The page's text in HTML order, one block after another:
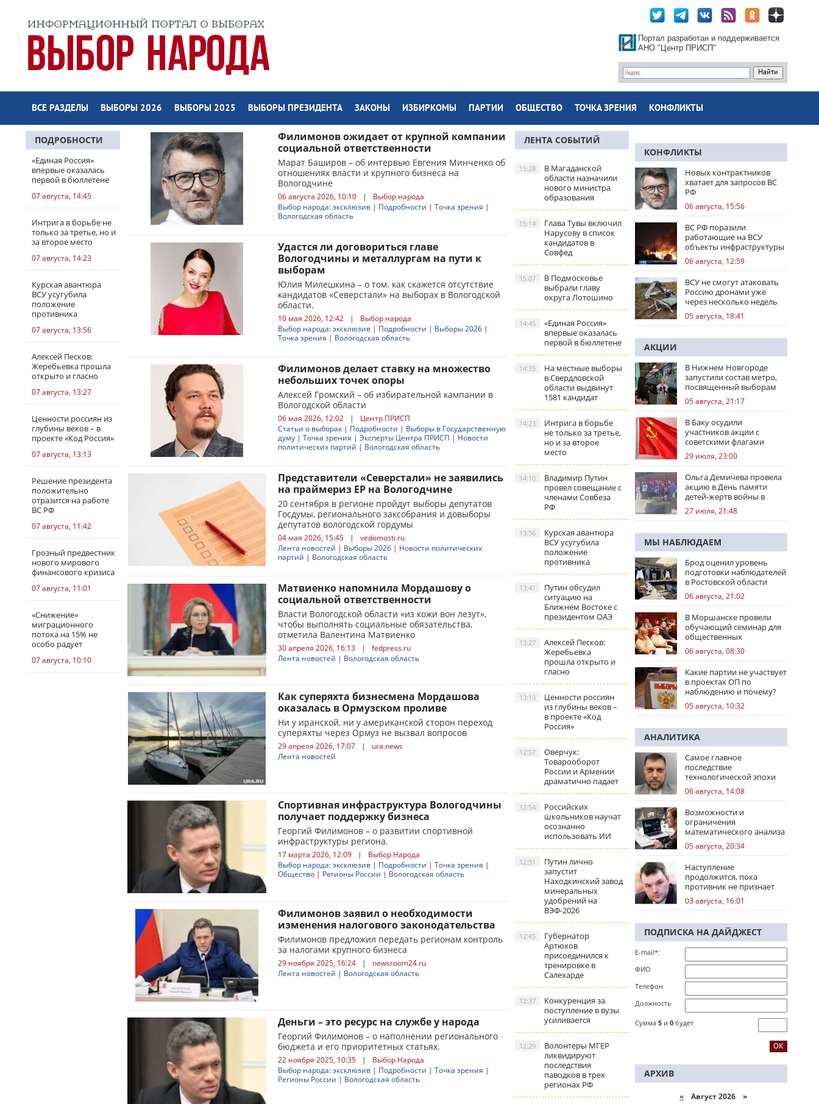
Портал разработан и поддерживается
АНО "Центр ПРИСП"
ВСЕ РАЗДЕЛЫ ВЫБОРЫ 2026 ВЫБОРЫ 2025 ВЫБОРЫ ПРЕЗИДЕНТА ЗАКОНЫ ИЗБИРКОМЫ ПАРТИИ ОБЩЕСТВО ТОЧКА ЗРЕНИЯ КОНФЛИКТЫ
ПОДРОБНОСТИ
«Единая Россия»
впервые оказалась
первой в бюллетене
07 августа, 14:45
Интрига в борьбе не
только за третье, но и
за второе место
07 августа, 14:23
Курская авантюра
ВСУ усугубила
положение
противника
07 августа, 13:56
Алексей Песков:
Жеребьевка прошла
открыто и гласно
07 августа, 13:27
Ценности россиян из
глубины веков – в
проекте «Код Россия»
07 августа, 13:13
Решение президента
положительно
отразится на работе
ВС РФ
07 августа, 11:42
Грозный предвестник
нового мирового
финансового кризиса
07 августа, 11:01
«Снижение»
миграционного
потока на 15% не
особо радует
07 августа, 10:10
Филимонов ожидает от крупной компании
социальной ответственности
Марат Баширов – об интервью Евгения Минченко об
отношениях власти и крупного бизнеса на
Вологодчине
06 августа 2026, 10:10 |
Выбор народа
Выбор народа: эксклюзив | Подробности | Точка зрения |
Вологодская область
Удастся ли договориться главе
Вологодчины и металлургам на пути к
выборам
Юлия Милешкина – о том. как скажется отсутствие
кандидатов «Северстали» на выборах в Вологодской
области.
10 мая 2026, 12:42 |
Выбор народа
Выбор народа: эксклюзив | Подробности | Выборы 2026 |
Точка зрения | Вологодская область
Филимонов делает ставку на множество
небольших точек опоры
Алексей Громский – об избирательной кампании в
Вологодской области
06 мая 2026, 12:02 |
Центр ПРИСП
Статьи о выборах | Подробности | Выборы в Государственную
думу | Точка зрения | Эксперты Центра ПРИСП | Новости
политических партий | Вологодская область
Представители «Северстали» не заявились
на праймериз ЕР на Вологодчине
20 сентября в регионе пройдут выборы депутатов
Госдумы, регионального заксобрания и довыборы
депутатов вологодской гордумы
04 мая 2026, 15:45 |
vedomosti.ru
Лента новостей | Выборы 2026 | Новости политических
партий | Вологодская область
Матвиенко напомнила Мордашову о
социальной ответственности
Власти Вологодской области «из кожи вон лезут»,
чтобы выполнять социальные обязательства,
отметила Валентина Матвиенко
30 апреля 2026, 16:13 |
fedpress.ru
Лента новостей | Вологодская область
Как суперяхта бизнесмена Мордашова
оказалась в Ормузском проливе
Ни у иранской, ни у американской сторон переход
суперяхты через Ормуз не вызвал вопросов
29 апреля 2026, 17:07 |
ura.news
Лента новостей
Спортивная инфраструктура Вологодчины
получает поддержку бизнеса
Георгий Филимонов – о развитии спортивной
инфраструктуры региона.
17 марта 2026, 12:09 |
Выбор Народа
Выбор народа: эксклюзив | Подробности | Точка зрения |
Общество | Регионы России | Вологодская область
Филимонов заявил о необходимости
изменения налогового законодательства
Филимонов предложил передать регионам контроль
за налогами крупного бизнеса
29 ноября 2025, 16:24 |
newsroom24.ru
Лента новостей | Вологодская область
Деньги – это ресурс на службе у народа
Георгий Филимонов – о наполнении регионального
бюджета и его приоритетных статьях.
22 ноября 2025, 10:35 |
Выбор Народа
Выбор народа: эксклюзив | Подробности | Точка зрения |
Регионы России | Вологодская область
ЛЕНТА СОБЫТИЙ
В Магаданской
области назначили
нового министра
образования
15:28
Глава Тувы включил
Нарусову в список
кандидатов в
Совфед
15:14
В Подмосковье
выбрали главу
округа Лотошино
15:07
«Единая Россия»
впервые оказалась
первой в бюллетене
14:45
На местные выборы
в Свердловской
области выдвинут
1581 кандидат
14:35
Интрига в борьбе
не только за третье,
но и за второе
место
14:23
Владимир Путин
провел совещание с
членами Совбеза
РФ
14:10
Курская авантюра
ВСУ усугубила
положение
противника
13:56
Путин обсудил
ситуацию на
Ближнем Востоке с
президентом ОАЭ
13:41
Алексей Песков:
Жеребьевка
прошла открыто и
гласно
13:27
Ценности россиян
из глубины веков –
в проекте «Код
Россия»
13:13
Оверчук:
Товарооборот
России и Армении
драматично падает
12:57
Российских
школьников научат
осознанно
использовать ИИ
12:54
Путин лично
запустит
Находкинский завод
минеральных
удобрений на
ВЭФ-2026
12:51
Губернатор
Артюхов
присоединился к
тренировке в
Салехарде
12:45
Конкуренция за
поступление в вузы
усиливается
12:37
Волонтеры МГЕР
ликвидируют
последствия
паводков в трех
регионах РФ
12:29
КОНФЛИКТЫ
Новых контрактников
хватает для запросов ВС
РФ
06 августа, 15:56
ВС РФ поразили
работающие на ВСУ
объекты инфраструктуры
и центры логистики
06 августа, 12:59
ВСУ не смогут атаковать
Россию дронами уже
через несколько недель
05 августа, 18:41
АКЦИИ
В Нижнем Новгороде
запустили состав метро,
посвященный выборам
05 августа, 21:17
В Баку осудили
участников акции с
советскими флагами
29 июля, 23:00
Ольга Демичева провела
акцию в День памяти
детей-жертв войны в
Донбассе
27 июля, 21:48
МЫ НАБЛЮДАЕМ
Брод оценил уровень
подготовки наблюдателей
в Ростовской области
06 августа, 21:02
В Моршанске провели
обучающий семинар для
общественных
наблюдателей
06 августа, 08:30
Какие партии не участвует
в проектах ОП по
наблюдению и почему?
05 августа, 10:32
АНАЛИТИКА
Самое главное
последствие
технологической эпохи
06 августа, 14:08
Возможности и
ограничения
математического анализа
избирательных кампаний
05 августа, 20:34
Наступление
продолжится, пока
противник не признает
стратегическое
поражение
03 августа, 16:01
ПОДПИСКА НА ДАЙДЖЕСТ
E-mail*:
ФИО
Телефон
Должность
Сумма 5 и 0 будет
АРХИВ
« Август 2026 »